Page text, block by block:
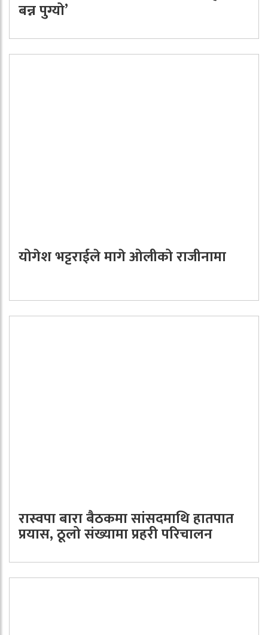
बन्न पुग्यो’
योगेश भट्टराईले मागे ओलीको राजीनामा
रास्वपा बारा बैठकमा सांसदमाथि हातपात
प्रयास, ठूलो संख्यामा प्रहरी परिचालन